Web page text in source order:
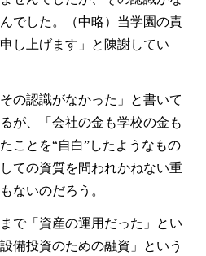
でした。（中略）当学園の責
し上げます」と陳謝してい
の認識がなかった」と書いて
が、「会社の金も学校の金も
ことを“自白”したようなもの
ての資質を問われかねない重
ないのだろう。
で「資産の運用だった」とい
備投資のための融資」という